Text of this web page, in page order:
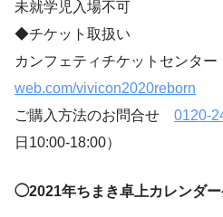
未就学児入場不可
◆チケット取扱い
カンフェティチケットセンター
web.com/vivicon2020reborn
ご購入方法のお問合せ 0120-
日10:00-18:00）
◯2021年ちまき卓上カレンダー